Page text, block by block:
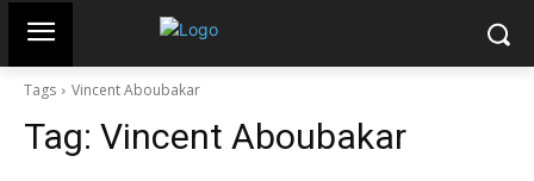
Tags Vincent Aboubakar
Tag: Vincent Aboubakar